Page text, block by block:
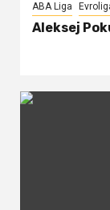
ABA Liga
Aleksej